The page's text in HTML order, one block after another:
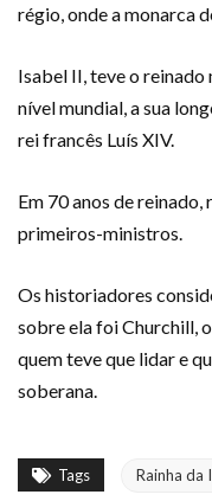
régio, onde a monarca
Isabel II, teve o
nível mundial, a sua
rei francês Luís XIV.
Em 70 anos de
primeiros-ministros.
Os historiadores
sobre ela foi Churchill,
quem teve que lidar e
soberana.
Tags Rainha da